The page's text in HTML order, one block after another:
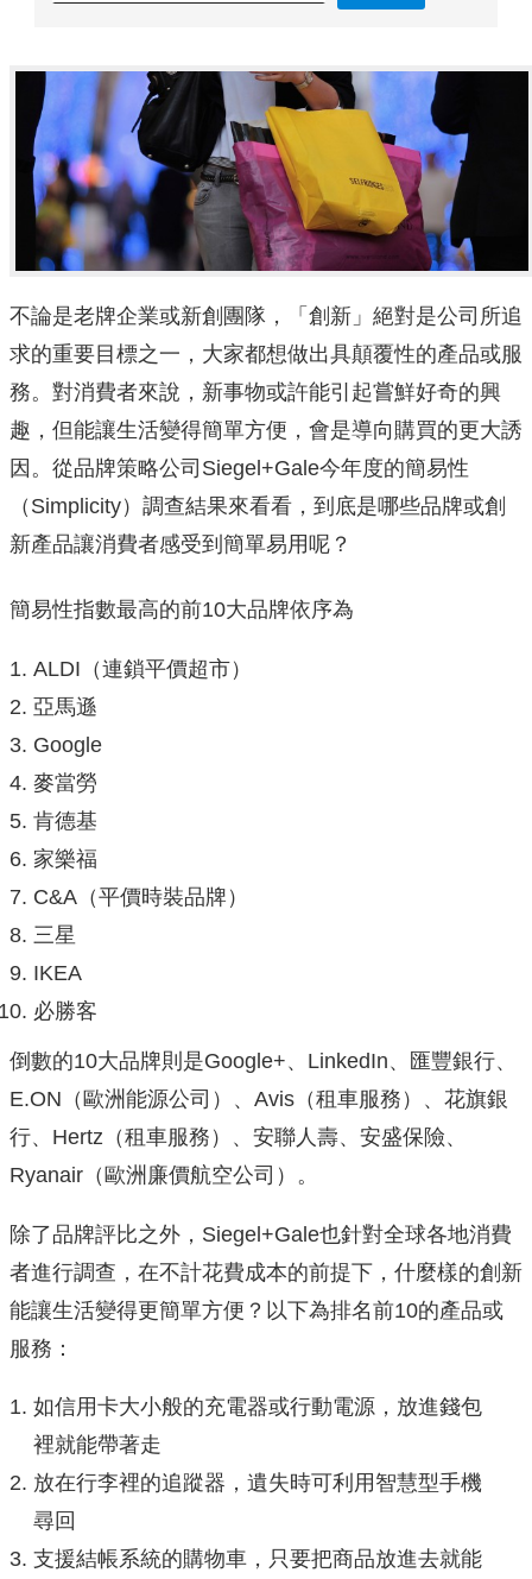
不論是老牌企業或新創團隊，「創新」絕對是公司所追
求的重要目標之一，大家都想做出具顛覆性的產品或服
務。對消費者來說，新事物或許能引起嘗鮮好奇的興
趣，但能讓生活變得簡單方便，會是導向購買的更大誘
因。從品牌策略公司Siegel+Gale今年度的簡易性
（Simplicity）調查結果來看看，到底是哪些品牌或創
新產品讓消費者感受到簡單易用呢？
簡易性指數最高的前10大品牌依序為
ALDI（連鎖平價超市）
亞馬遜
Google
麥當勞
肯德基
家樂福
C&A（平價時裝品牌）
三星
IKEA
必勝客
倒數的10大品牌則是Google+、LinkedIn、匯豐銀行、
E.ON（歐洲能源公司）、Avis（租車服務）、花旗銀
行、Hertz（租車服務）、安聯人壽、安盛保險、
Ryanair（歐洲廉價航空公司）。
除了品牌評比之外，Siegel+Gale也針對全球各地消費
者進行調查，在不計花費成本的前提下，什麼樣的創新
能讓生活變得更簡單方便？以下為排名前10的產品或
服務：
如信用卡大小般的充電器或行動電源，放進錢包
裡就能帶著走
放在行李裡的追蹤器，遺失時可利用智慧型手機
尋回
支援結帳系統的購物車，只要把商品放進去就能